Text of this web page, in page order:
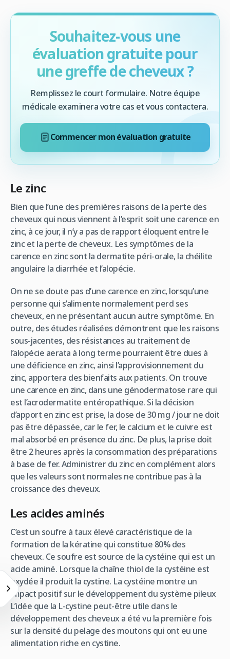
Souhaitez-vous une
évaluation gratuite pour
une greffe de cheveux ?
Remplissez le court formulaire. Notre équipe
médicale examinera votre cas et vous contactera.
Commencer mon évaluation gratuite
Le zinc
Bien que l’une des premières raisons de la perte des
cheveux qui nous viennent à l’esprit soit une carence en
zinc, à ce jour, il n’y a pas de rapport éloquent entre le
zinc et la perte de cheveux. Les symptômes de la
carence en zinc sont la dermatite péri-orale, la chéilite
angulaire la diarrhée et l’alopécie.
On ne se doute pas d’une carence en zinc, lorsqu’une
personne qui s’alimente normalement perd ses
cheveux, en ne présentant aucun autre symptôme. En
outre, des études réalisées démontrent que les raisons
sous-jacentes, des résistances au traitement de
l’alopécie aerata à long terme pourraient être dues à
une déficience en zinc, ainsi l’approvisionnement du
zinc, apportera des bienfaits aux patients. On trouve
une carence en zinc, dans une génodermatose rare qui
est l’acrodermatite entéropathique. Si la décision
d’apport en zinc est prise, la dose de 30 mg / jour ne doit
pas être dépassée, car le fer, le calcium et le cuivre est
mal absorbé en présence du zinc. De plus, la prise doit
être 2 heures après la consommation des préparations
à base de fer. Administrer du zinc en complément alors
que les valeurs sont normales ne contribue pas à la
croissance des cheveux.
Les acides aminés
C’est un soufre à taux élevé caractéristique de la
formation de la kératine qui constitue 80% des
cheveux. Ce soufre est source de la cystéine qui est un
acide aminé. Lorsque la chaîne thiol de la cystéine est
oxydée il produit la cystine. La cystéine montre un
impact positif sur le développement du système pileux
L’idée que la L-cystine peut-être utile dans le
développement des cheveux a été vu la première fois
sur la densité du pelage des moutons qui ont eu une
alimentation riche en cystine.